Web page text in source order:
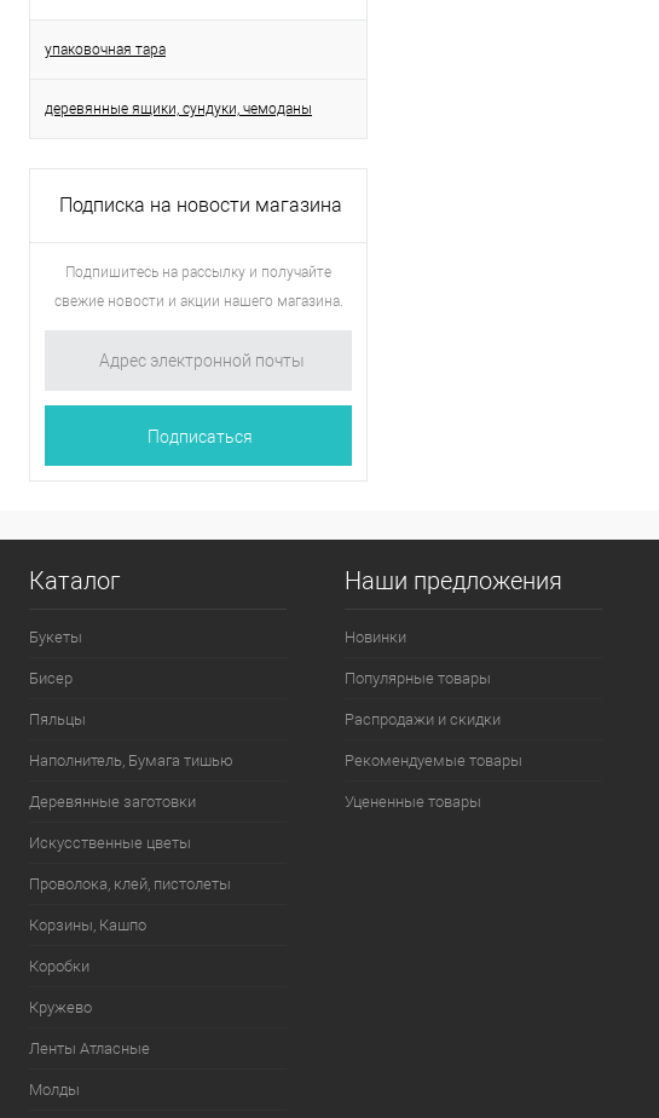
упаковочная тара
деревянные ящики, сундуки, чемоданы
Подписка на новости магазина
Подпишитесь на рассылку и получайте
свежие новости и акции нашего магазина.
Каталог
Букеты
Бисер
Пяльцы
Наполнитель, Бумага тишью
Деревянные заготовки
Искусственные цветы
Проволока, клей, пистолеты
Корзины, Кашпо
Коробки
Кружево
Ленты Атласные
Молды
Наши предложения
Новинки
Популярные товары
Распродажи и скидки
Рекомендуемые товары
Уцененные товары